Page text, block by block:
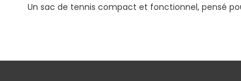
Un sac de tennis compact et fonctionnel, pensé